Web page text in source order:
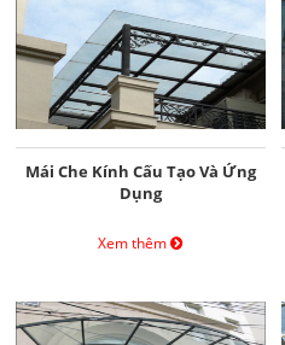
Mái Che Kính Cấu Tạo Và Ứng
Dụng
Xem thêm